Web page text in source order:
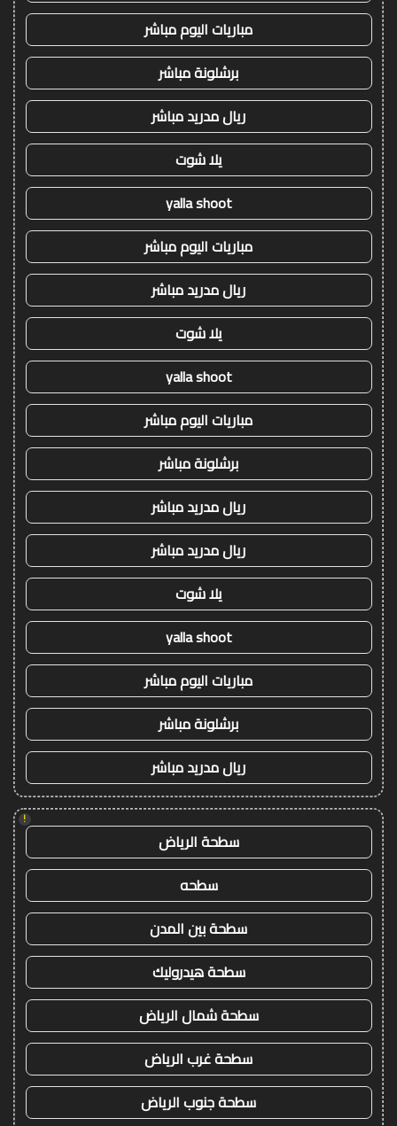
مباريات اليوم مباشر
برشلونة مباشر
ريال مدريد مباشر
يلا شوت
yalla shoot
مباريات اليوم مباشر
ريال مدريد مباشر
يلا شوت
yalla shoot
مباريات اليوم مباشر
برشلونة مباشر
ريال مدريد مباشر
ريال مدريد مباشر
يلا شوت
yalla shoot
مباريات اليوم مباشر
برشلونة مباشر
ريال مدريد مباشر
!
سطحة الرياض
سطحه
سطحة بين المدن
سطحة هيدروليك
سطحة شمال الرياض
سطحة غرب الرياض
سطحة جنوب الرياض